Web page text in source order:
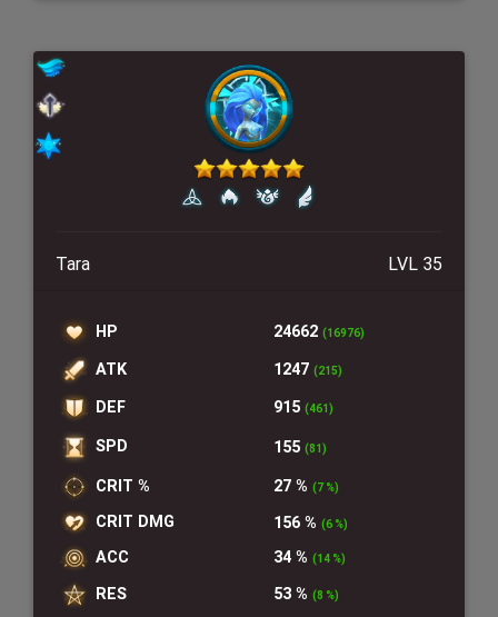
Tara LVL 35
HP 24662 (16976)
ATK 1247 (215)
DEF 915 (461)
SPD 155 (81)
CRIT % 27 % (7 %)
CRIT DMG 156 % (6 %)
ACC 34 % (14 %)
RES 53 % (8 %)